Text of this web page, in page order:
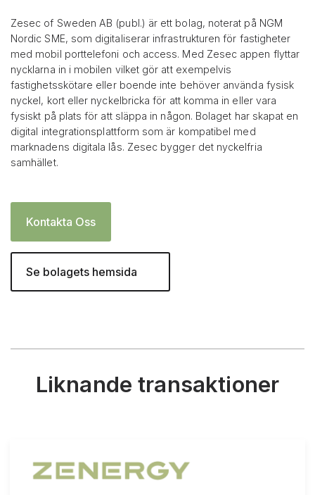
Zesec of Sweden AB (publ.) är ett bolag, noterat på NGM
Nordic SME, som digitaliserar infrastrukturen för fastigheter
med mobil porttelefoni och access. Med Zesec appen flyttar
nycklarna in i mobilen vilket gör att exempelvis
fastighetsskötare eller boende inte behöver använda fysisk
nyckel, kort eller nyckelbricka för att komma in eller vara
fysiskt på plats för att släppa in någon. Bolaget har skapat en
digital integrationsplattform som är kompatibel med
marknadens digitala lås. Zesec bygger det nyckelfria
samhället.
Kontakta Oss
Se bolagets hemsida
Liknande transaktioner